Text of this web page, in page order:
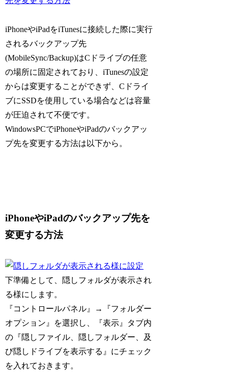
iPhoneやiPadをiTunesに接続した際に実行
されるバックアップ先
(MobileSync/Backup)はCドライブの任意
の場所に固定されており、iTunesの設定
からは変更することができず、Cドライ
ブにSSDを使用している場合などは容量
が圧迫されて不便です。
WindowsPCでiPhoneやiPadのバックアッ
プ先を変更する方法は以下から。
iPhoneやiPadのバックアップ先を
変更する方法
下準備として、隠しフォルダが表示され
る様にします。
『コントロールパネル』→『フォルダー
オプション』を選択し、『表示』タブ内
の『隠しファイル、隠しフォルダー、及
び隠しドライブを表示する』にチェック
を入れておきます。